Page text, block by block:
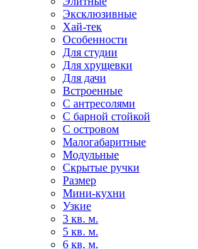
Эксклюзивные
Хай-тек
Особенности
Для студии
Для хрущевки
Для дачи
Встроенные
С антресолями
С барной стойкой
С островом
Малогабаритные
Модульные
Скрытые ручки
Размер
Мини-кухни
Узкие
3 кв. м.
5 кв. м.
6 кв. м.